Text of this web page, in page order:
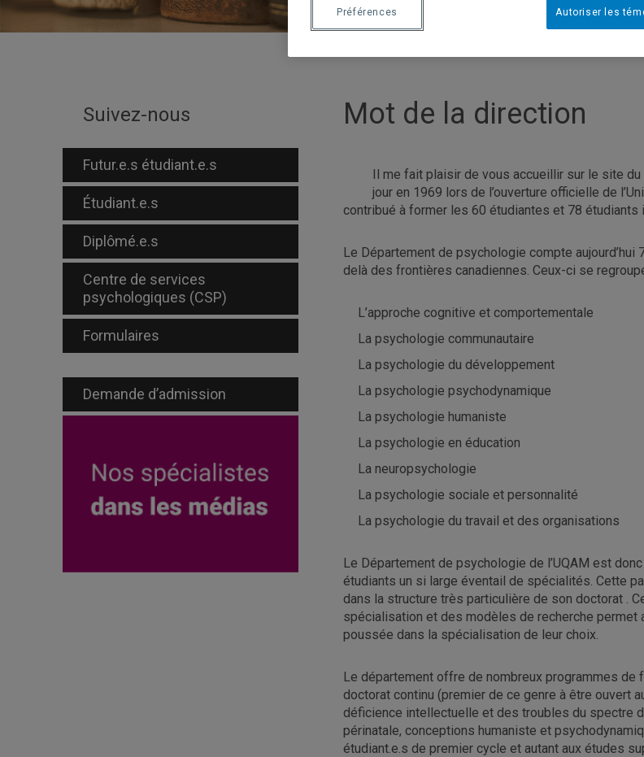
Suivez-nous
Futur.e.s étudiant.e.s
Étudiant.e.s
Diplômé.e.s
Centre de services
psychologiques (CSP)
Formulaires
Demande d’admission
Mot de la direction
Il me fait plaisir de vous accueillir sur le site du
jour en 1969 lors de l’ouverture officielle de
contribué à former les 60 étudiantes et 78 étudiants
Le Département de psychologie compte
delà des frontières canadiennes. Ceux-ci se
L’approche cognitive et comportementale
La psychologie communautaire
La psychologie du développement
La psychologie psychodynamique
La psychologie humaniste
La psychologie en éducation
La neuropsychologie
La psychologie sociale et personnalité
La psychologie du travail et des organisations
Le Département de psychologie de l’UQAM est
étudiants un si large éventail de spécialités. Cette
dans la structure très particulière de son doctorat .
spécialisation et des modèles de recherche permet
poussée dans la spécialisation de leur choix.
Le département offre de nombreux programmes
doctorat continu (premier de ce genre à être ouvert
déficience intellectuelle et des troubles du spectre
périnatale, conceptions humaniste et
étudiant.e.s de premier cycle et autant aux études
Autoriser les
Préférences